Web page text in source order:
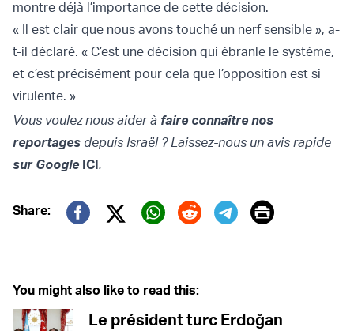
montre déjà l’importance de cette décision.
« Il est clair que nous avons touché un nerf sensible », a-
t-il déclaré. « C’est une décision qui ébranle le système,
et c’est précisément pour cela que l’opposition est si
virulente. »
Vous voulez nous aider à faire connaître nos
reportages depuis Israël ? Laissez-nous un avis rapide
sur Google ICI.
Share:
Twitter (X)
Print
You might also like to read this:
Le président turc Erdoğan